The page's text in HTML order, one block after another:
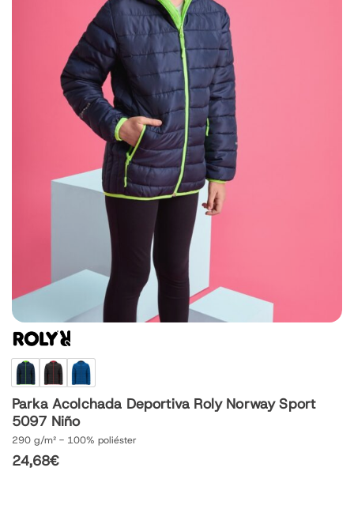
Parka Acolchada Deportiva Roly Norway Sport
5097 Niño
290 g/m² - 100% poliéster
24,68€